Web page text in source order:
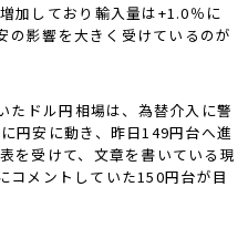
加しており輸入量は+1.0％に
の影響を大きく受けているのが
ドル円相場は、為替介入に警
円安に動き、昨日149円台へ進
を受けて、文章を書いている現
コメントしていた150円台が目